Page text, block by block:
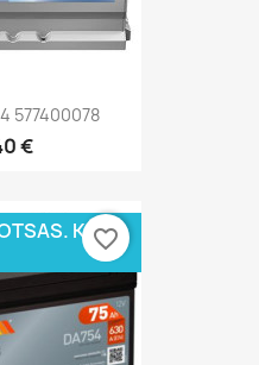
577400078
€
KÜSI
favorite_border